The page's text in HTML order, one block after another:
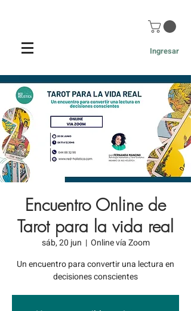
Ingresar
Encuentro Online de
Tarot para la vida real
sáb, 20 jun
  |
Online vía Zoom
Un encuentro para convertir una lectura en
decisiones conscientes